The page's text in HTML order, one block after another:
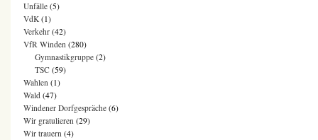
Unfälle (5)
VdK (1)
Verkehr (42)
VfR Winden (280)
Gymnastikgruppe (2)
TSC (59)
Wahlen (1)
Wald (47)
Windener Dorfgespräche (6)
Wir gratulieren (29)
Wir trauern (4)